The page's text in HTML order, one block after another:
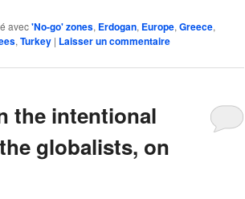
avec'No-go' zones, Erdogan, Europe, Greece,
, Turkey | Laisser un commentaire
the intentional
globalists, on